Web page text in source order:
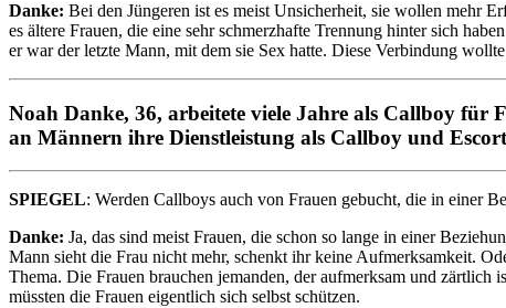
Danke: Bei den Jüngeren ist es meist Unsicherheit, sie wollen mehr
es ältere Frauen, die eine sehr schmerzhafte Trennung hinter sich
er war der letzte Mann, mit dem sie Sex hatte. Diese Verbindung
Noah Danke, 36, arbeitete viele Jahre als Callboy für
an Männern ihre Dienstleistung als Callboy und
SPIEGEL: Werden Callboys auch von Frauen gebucht, die in einer
Danke: Ja, das sind meist Frauen, die schon so lange in einer
Mann sieht die Frau nicht mehr, schenkt ihr keine Aufmerksamkeit.
Thema. Die Frauen brauchen jemanden, der aufmerksam und zärtlich
müssten die Frauen eigentlich sich selbst schützen.